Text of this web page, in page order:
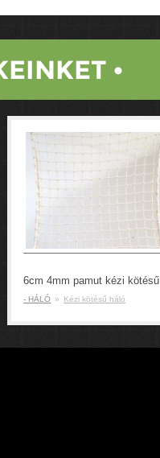
•
6cm 4mm pamut kézi kötésű
- HÁLÓ » Kézi kötésű háló